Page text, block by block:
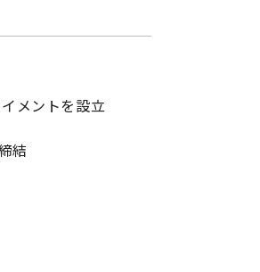
メントを設立
結